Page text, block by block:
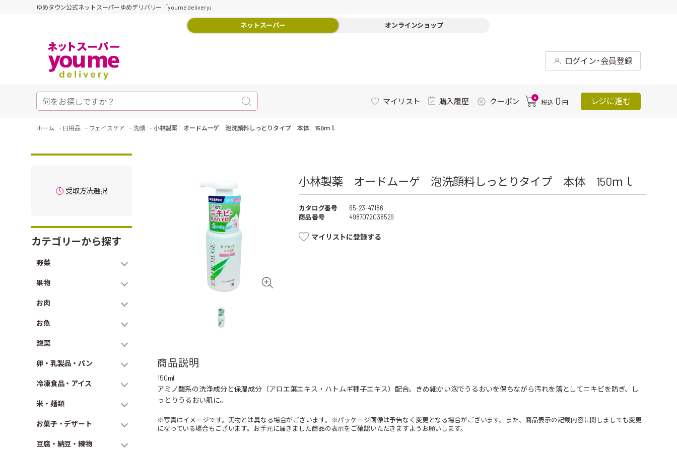
ゆめタウン公式ネットスーパーゆめデリバリー「youme delivery」
ネットスーパー オンラインショップ
ログイン･会員登録
マイリスト 購入履歴 クーポン 0
税込 0 円 レジに進む
ホーム - 日用品 - フェイスケア - 洗顔 - 小林製薬 オードムーゲ 泡洗顔料しっとりタイプ 本体 150ｍｌ
受取方法選択
カテゴリーから探す
野菜
果物
お肉
お魚
惣菜
卵・乳製品・パン
冷凍食品・アイス
米・麺類
お菓子・デザート
豆腐・納豆・練物
小林製薬 オードムーゲ 泡洗顔料しっとりタイプ 本体 150ｍｌ
カタログ番号
65-23-47186
商品番号
4987072038529
マイリストに登録する
商品説明
150ml
アミノ酸系の洗浄成分と保湿成分（アロエ葉エキス・ハトムギ種子エキス）配合。きめ細かい泡でうるおいを保ちながら汚れを落としてニキビを防ぎ、し
っとりうるおい肌に。
※写真はイメージです。実物とは異なる場合がございます。※パッケージ画像は予告なく変更となる場合がございます。また、商品表示の記載内容に関しましても変更
になっている場合もございます。お手元に届きました商品の表示をご確認いただきますようお願いします。